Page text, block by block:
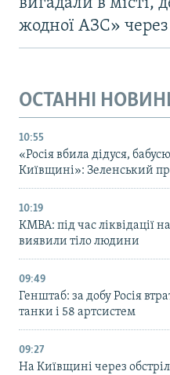
жодної АЗС»
ОСТАННІ
10:55
«Росія вбила дідуся,
Київщині»: Зеленський
10:19
КМВА: під час ліквідації
виявили тіло людини
09:49
Генштаб: за добу Росія
танки і 58 артсистем
09:27
На Київщині через